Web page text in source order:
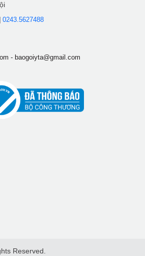
0243.5627488
- baogoiyta@gmail.com
Reserved.